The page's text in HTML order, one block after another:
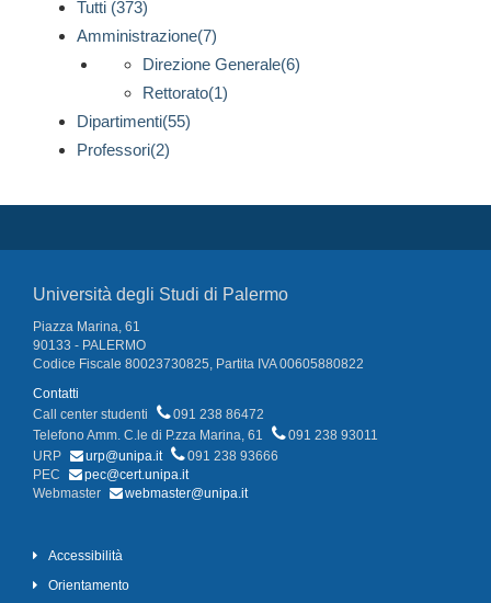
Tutti (373)
Amministrazione(7)
Direzione Generale(6)
Rettorato(1)
Dipartimenti(55)
Professori(2)
Università degli Studi di Palermo
Piazza Marina, 61
90133 - PALERMO
Codice Fiscale 80023730825, Partita IVA 00605880822
Contatti
Call center studenti
091 238 86472
Telefono Amm. C.le di P.zza Marina, 61
091 238 93011
URP
urp@unipa.it
091 238 93666
PEC
pec@cert.unipa.it
Webmaster
webmaster@unipa.it
Accessibilità
Orientamento